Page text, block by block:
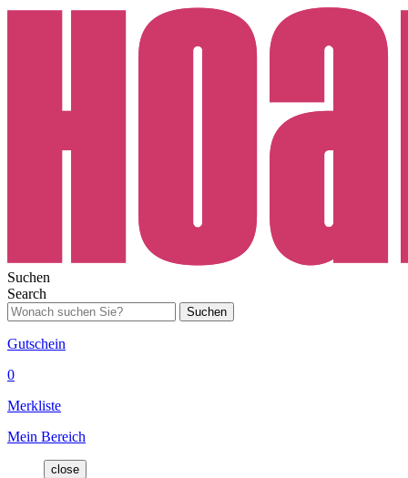
Suchen
Search
Suchen
Gutschein
0
Merkliste
Mein Bereich
close